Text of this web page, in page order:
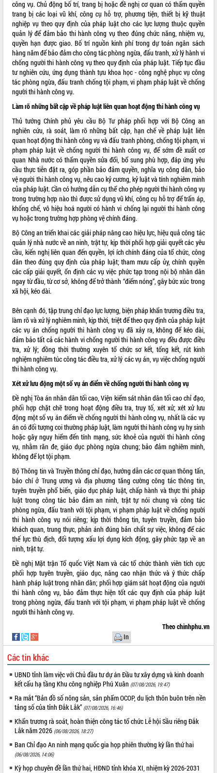
công vụ. Chủ động bố trí, trang bị hoặc đề nghị cơ quan có thẩm quyền
trang bị các loại vũ khí, công cụ hỗ trợ, phương tiện, thiết bị kỹ thuật
nghiệp vụ theo quy định của pháp luật cho các lực lượng thuộc quyền
quản lý để đảm bảo thi hành công vụ theo đúng chức năng, nhiệm vụ,
quyền hạn được giao. Bố trí nguồn kinh phí trong dự toán ngân sách
hàng năm để bảo đảm cho công tác phòng ngừa, đấu tranh, xử lý hành vi
chống người thi hành công vụ theo quy định của pháp luật. Tiếp tục đầu
tư nghiên cứu, ứng dụng thành tựu khoa học - công nghệ phục vụ công
tác phòng ngừa, đấu tranh chống tội phạm, vi phạm pháp luật về chống
người thi hành công vụ.
Làm rõ những bất cập về pháp luật liên quan hoạt động thi hành công vụ
Thủ tướng Chính phủ yêu cầu Bộ Tư pháp phối hợp với Bộ Công an
nghiên cứu, rà soát, làm rõ những bất cập, hạn chế về pháp luật liên
quan hoạt động thi hành công vụ và đấu tranh phòng, chống tội phạm, vi
phạm pháp luật về chống người thi hành công vụ, để sớm đề xuất cơ
quan Nhà nước có thẩm quyền sửa đổi, bổ sung phù hợp, đáp ứng yêu
cầu thực tiễn đặt ra, góp phần bảo đảm quyền, nghĩa vụ công dân, bảo
vệ người thi hành công vụ, nêu cao kỷ cương, kỷ luật và tính nghiêm minh
của pháp luật. Cần có hướng dẫn cụ thể cho phép người thi hành công vụ
trong trường hợp nào thì được sử dụng vũ khí, công cụ hỗ trợ để trấn áp,
khống chế, vô hiệu hoá người có hành vi chống lại người thi hành công
vụ hoặc trong trường hợp phòng vệ chính đáng.
Bộ Công an triển khai các giải pháp nâng cao hiệu lực, hiệu quả công tác
quản lý nhà nước về an ninh, trật tự, kịp thời phối hợp giải quyết các yêu
cầu, kiến nghị liên quan đến quyền, lợi ích chính đáng của tổ chức, công
dân theo đúng quy định của pháp luật; tham mưu cấp ủy, chính quyền
các cấp giải quyết, ổn định các vụ việc phức tạp trong nội bộ nhân dân
ngay từ đầu, từ cơ sở, không để trở thành “điểm nóng”, gây bức xúc trong
xã hội, kéo dài.
Bên cạnh đó, tập trung chỉ đạo lực lượng, biện pháp khẩn trương điều tra,
làm rõ và xử lý nghiêm minh, kịp thời, triệt để theo quy định của pháp luật
các vụ án chống người thi hành công vụ đã xảy ra, không để kéo dài,
đảm bảo tất cả các hành vi chống người thi hành công vụ đều được điều
tra, xử lý; đồng thời thường xuyên tổ chức sơ kết, tổng kết, rút kinh
nghiệm nghiêm túc công tác điều tra, xử lý các vụ án, vụ việc chống người
thi hành công vụ.
Xét xử lưu động một số vụ án điểm về chống người thi hành công vụ
Đề nghị Tòa án nhân dân tối cao, Viện kiểm sát nhân dân tối cao chỉ đạo,
phối hợp chặt chẽ trong hoạt động điều tra, truy tố, xét xử; xét xử lưu
động một số vụ án điểm về chống người thi hành công vụ, nhất là các vụ
án có đối tượng coi thường pháp luật, làm người thi hành công vụ hy sinh
hoặc gây nguy hiểm đến tính mạng, sức khoẻ của người thi hành công
vụ, nhằm răn đe, giáo dục phòng ngừa chung; bảo đảm nghiêm minh,
không để lọt tội phạm.
Bộ Thông tin và Truyền thông chỉ đạo, hướng dẫn các cơ quan thông tấn,
báo chí ở Trung ương và địa phương tăng cường công tác thông tin,
tuyên truyền phổ biến, giáo dục pháp luật, chấp hành và thực thi pháp
luật trong công tác bảo đảm an ninh, trật tự nói chung và công tác
phòng ngừa, đấu tranh với tội phạm, vi phạm pháp luật về chống người
thi hành công vụ nói riêng; kịp thời thông tin, tuyên truyền, đảm bảo
khách quan, trung thực, phản ánh đúng bản chất sự việc, không để các
thế lực thù địch, đối tượng xấu lợi dụng kích động, gây phức tạp về an
ninh, trật tự.
Đề nghị Mặt trận Tổ quốc Việt Nam và các tổ chức thành viên tích cực
phối hợp tuyên truyền, giáo dục, nâng cao nhận thức và ý thức chấp
hành pháp luật trong nhân dân; phối hợp giám sát hoạt động của người
thi hành công vụ, bảo đảm thực hiện tốt các quy định của pháp luật
trong phòng ngừa, đấu tranh với tội phạm, vi phạm pháp luật về chống
người thi hành công vụ.
Theo chinhphu.vn
In
Các tin khác
UBND tỉnh làm việc với Chủ đầu tư dự án Đầu tư xây dựng và kinh doanh
kết cấu hạ tầng Khu công nghiệp Phú Xuân (07/08/2026, 19:47)
Ra mắt “Bản đồ số nông sản, sản phẩm OCOP, du lịch thôn buôn trên nền
tảng số của tỉnh Đắk Lắk” (07/08/2026, 16:46)
Khẩn trương rà soát, hoàn thiện công tác tổ chức Lễ hội Sầu riêng Đắk
Lắk năm 2026 (06/08/2026, 18:27)
Ban Chỉ đạo An ninh mạng quốc gia họp phiên thường kỳ lần thứ hai
(06/08/2026, 14:06)
Kỳ họp chuyên đề lần thứ hai, HĐND tỉnh khóa XI, nhiệm kỳ 2026-2031